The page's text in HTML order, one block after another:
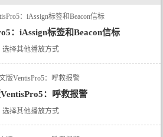
：iAssign标签和Beacon信标
选择其他播放方式
：呼救报警
选择其他播放方式